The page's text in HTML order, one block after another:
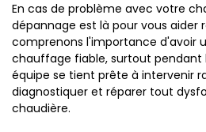
En cas de problème avec votre
dépannage est là pour vous aider
comprenons l'importance d'avoir
chauffage fiable, surtout pendant
équipe se tient prête à intervenir
diagnostiquer et réparer tout
chaudière.